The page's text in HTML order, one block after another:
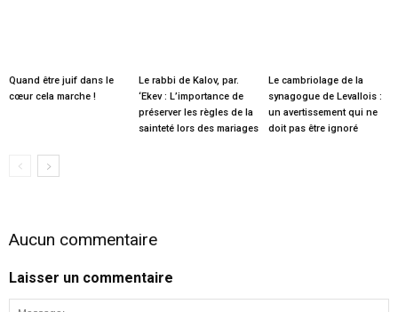
Quand être juif dans le
cœur cela marche !
Le rabbi de Kalov, par.
‘Ekev : L’importance de
préserver les règles de la
sainteté lors des mariages
Le cambriolage de la
synagogue de Levallois :
un avertissement qui ne
doit pas être ignoré
Aucun commentaire
Laisser un commentaire